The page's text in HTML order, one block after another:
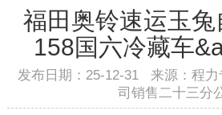
福田奥铃速运玉
158国六冷藏车
发布日期：25-12-31 来源：程力
司销售二十三分